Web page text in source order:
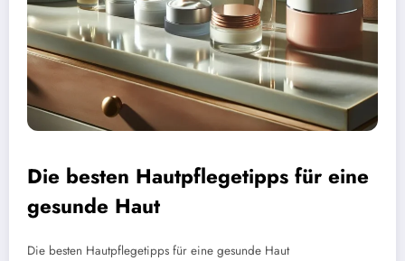
Die besten Hautpflegetipps für eine
gesunde Haut
Die besten Hautpflegetipps für eine gesunde Haut